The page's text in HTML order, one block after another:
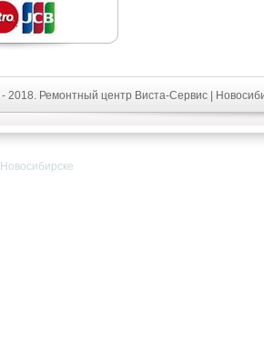
2018. Ремонтный центр Виста-Сервис |